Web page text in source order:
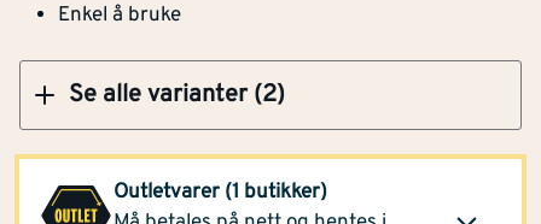
Enkel å bruke
Se alle varianter (2)
Outletvarer (1 butikker)
Montér Flekkefjord
(2 stk)
Opprinnelig pris
589,-
Klikk og hent